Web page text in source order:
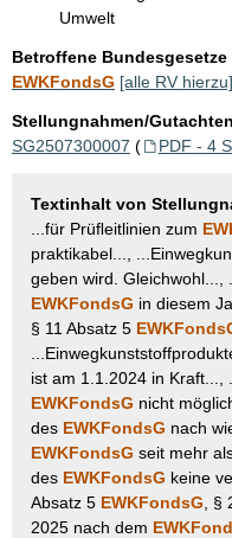
Umwelt
Betroffene Bundesgesetze
EWKFondsG [alle RV hierzu]
Stellungnahmen/
SG2507300007 ( PDF - 4
Textinhalt von
...für Prüﬂeitlinien zum
praktikabel...,
geben wird. Gleichwohl...,
EWKFondsG in diesem
§ 11 Absatz 5
ist am 1.1.2024 in Kraft...,
EWKFondsG nicht
des EWKFondsG nach
EWKFondsG seit mehr
des EWKFondsG keine
Absatz 5 EWKFondsG ,
2025 nach dem